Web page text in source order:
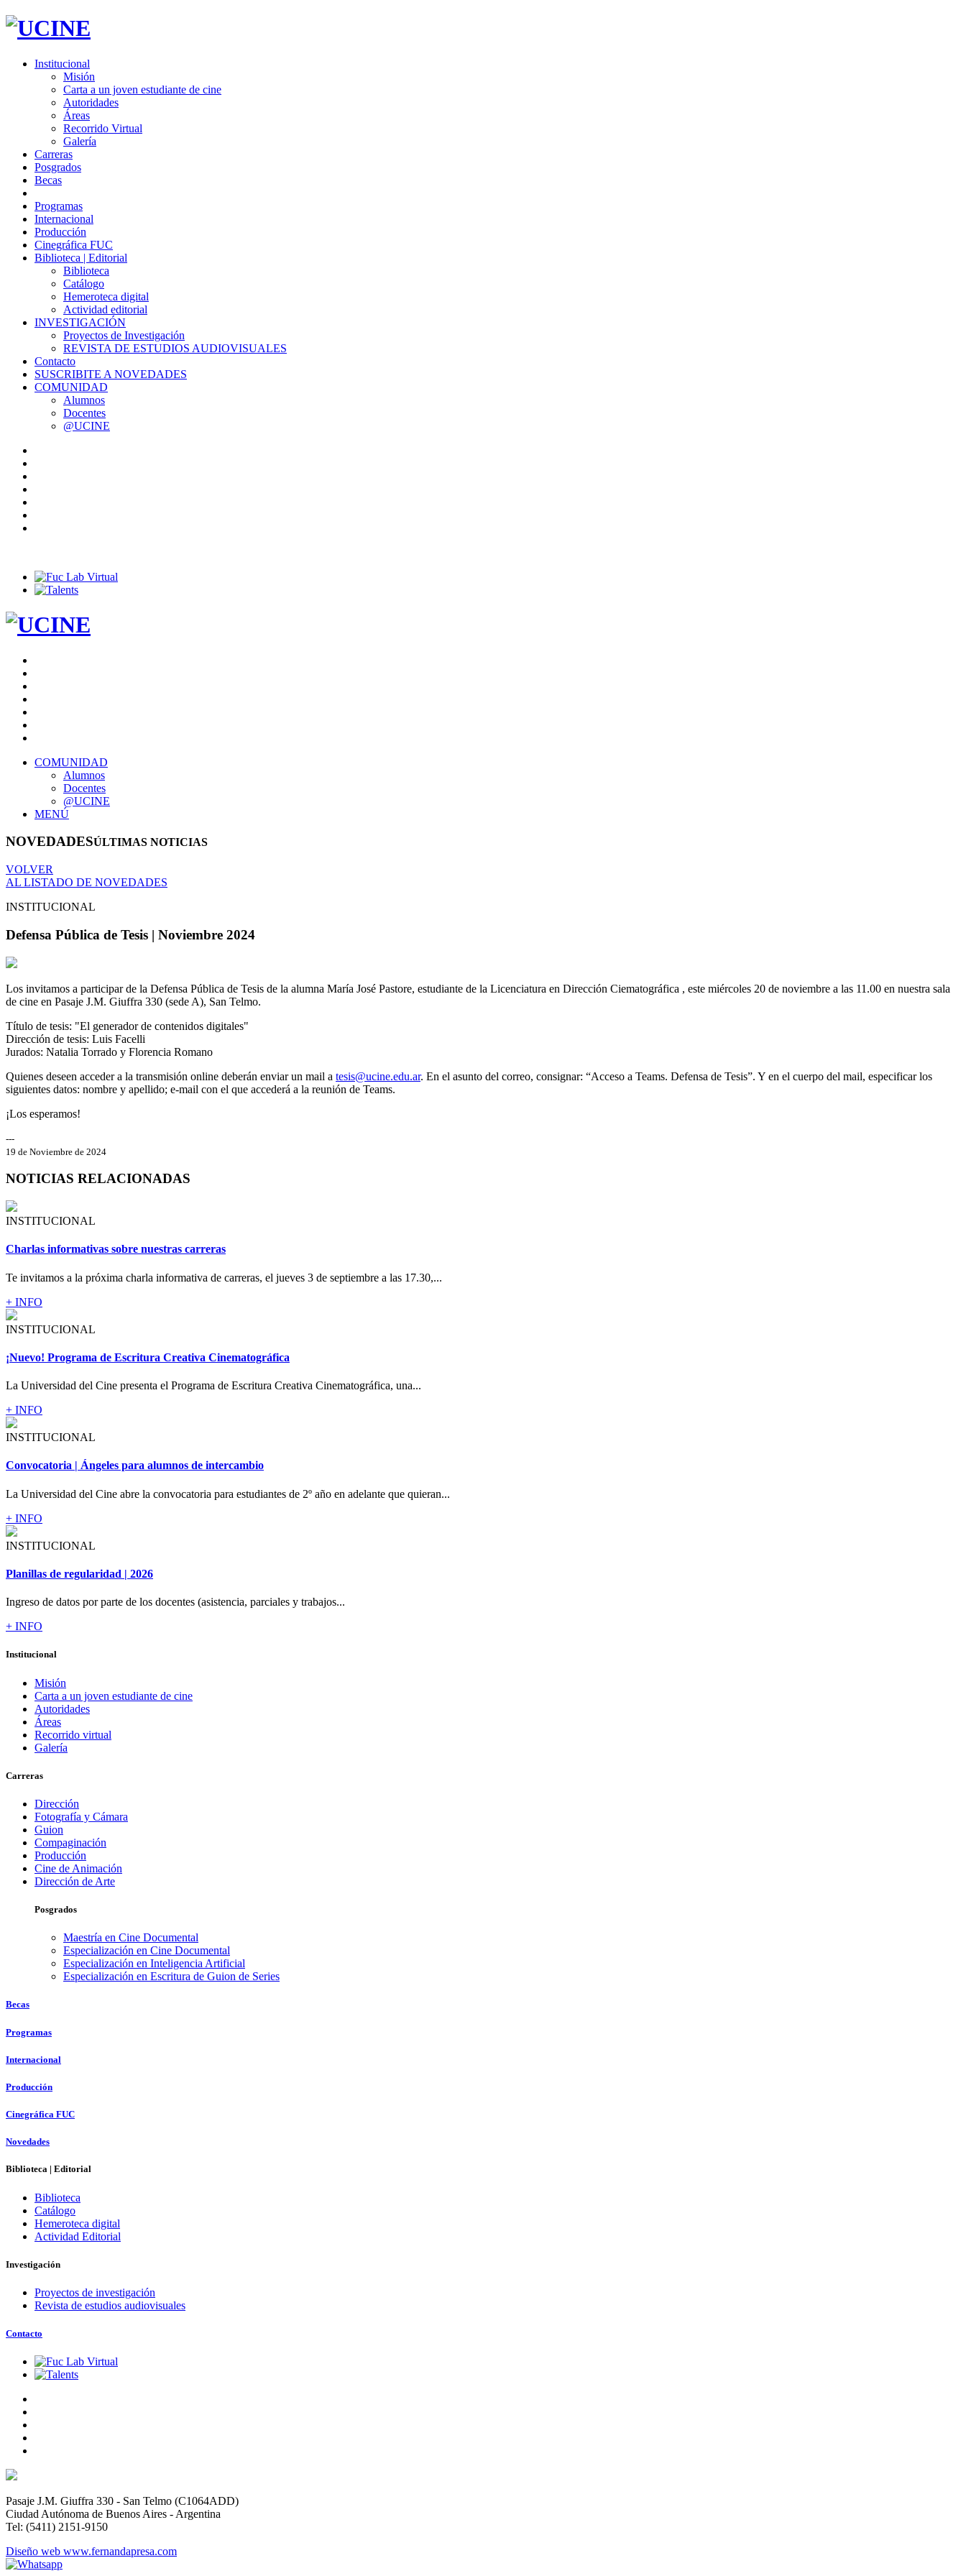
Institucional
Misión
Carta a un joven estudiante de cine
Autoridades
Áreas
Recorrido Virtual
Galería
Carreras
Posgrados
Becas
Programas
Internacional
Producción
Cinegráfica FUC
Biblioteca | Editorial
Biblioteca
Catálogo
Hemeroteca digital
Actividad editorial
INVESTIGACIÓN
Proyectos de Investigación
REVISTA DE ESTUDIOS AUDIOVISUALES
Contacto
SUSCRIBITE A NOVEDADES
COMUNIDAD
Alumnos
Docentes
@UCINE
COMUNIDAD
Alumnos
Docentes
@UCINE
MENÚ
NOVEDADESÚLTIMAS NOTICIAS
VOLVER
AL LISTADO DE NOVEDADES
INSTITUCIONAL
Defensa Pública de Tesis | Noviembre 2024
Los invitamos a participar de la Defensa Pública de Tesis de la alumna María José Pastore, estudiante de la Licenciatura en Dirección Ciematográfica , este miércoles 20 de noviembre a las 11.00 en nuestra sala
de cine en Pasaje J.M. Giuffra 330 (sede A), San Telmo.
Título de tesis: "El generador de contenidos digitales"
Dirección de tesis: Luis Facelli
Jurados: Natalia Torrado y Florencia Romano
Quienes deseen acceder a la transmisión online deberán enviar un mail a tesis@ucine.edu.ar. En el asunto del correo, consignar: “Acceso a Teams. Defensa de Tesis”. Y en el cuerpo del mail, especificar los
siguientes datos: nombre y apellido; e-mail con el que accederá a la reunión de Teams.
¡Los esperamos!
---
19 de Noviembre de 2024
NOTICIAS RELACIONADAS
INSTITUCIONAL
Charlas informativas sobre nuestras carreras
Te invitamos a la próxima charla informativa de carreras, el jueves 3 de septiembre a las 17.30,...
+ INFO
INSTITUCIONAL
¡Nuevo! Programa de Escritura Creativa Cinematográfica
La Universidad del Cine presenta el Programa de Escritura Creativa Cinematográfica, una...
+ INFO
INSTITUCIONAL
Convocatoria | Ángeles para alumnos de intercambio
La Universidad del Cine abre la convocatoria para estudiantes de 2º año en adelante que quieran...
+ INFO
INSTITUCIONAL
Planillas de regularidad | 2026
Ingreso de datos por parte de los docentes (asistencia, parciales y trabajos...
+ INFO
Institucional
Misión
Carta a un joven estudiante de cine
Autoridades
Áreas
Recorrido virtual
Galería
Carreras
Dirección
Fotografía y Cámara
Guion
Compaginación
Producción
Cine de Animación
Dirección de Arte
Posgrados
Maestría en Cine Documental
Especialización en Cine Documental
Especialización en Inteligencia Artificial
Especialización en Escritura de Guion de Series
Becas
Programas
Internacional
Producción
Cinegráfica FUC
Novedades
Biblioteca | Editorial
Biblioteca
Catálogo
Hemeroteca digital
Actividad Editorial
Investigación
Proyectos de investigación
Revista de estudios audiovisuales
Contacto
Pasaje J.M. Giuffra 330 - San Telmo (C1064ADD)
Ciudad Autónoma de Buenos Aires - Argentina
Tel: (5411) 2151-9150
Diseño web www.fernandapresa.com